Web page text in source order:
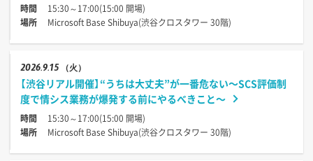
時間
15:30～17:00(15:00 開場)
場所
Microsoft Base Shibuya(渋谷クロスタワー 30階)
20269.15 （火）
【渋谷リアル開催】“うちは大丈夫”が一番危ない〜SCS評価制
度で情シス業務が爆発する前にやるべきこと〜
時間
15:30～17:00(15:00 開場)
場所
Microsoft Base Shibuya(渋谷クロスタワー 30階)